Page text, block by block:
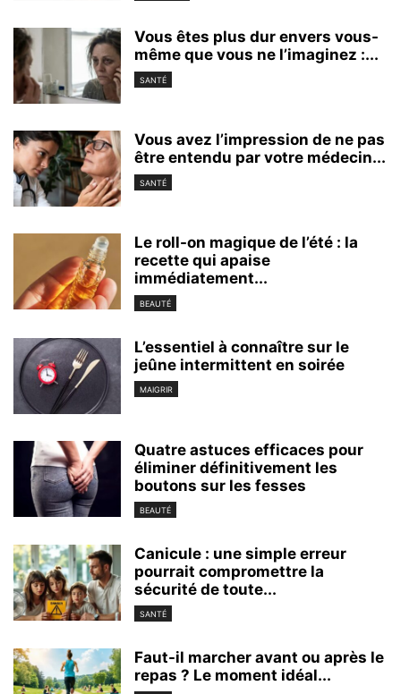
Vous êtes plus dur envers vous-
même que vous ne l’imaginez :...
SANTÉ
Vous avez l’impression de ne pas
être entendu par votre médecin...
SANTÉ
Le roll-on magique de l’été : la
recette qui apaise
immédiatement...
BEAUTÉ
L’essentiel à connaître sur le
jeûne intermittent en soirée
MAIGRIR
Quatre astuces efficaces pour
éliminer définitivement les
boutons sur les fesses
BEAUTÉ
Canicule : une simple erreur
pourrait compromettre la
sécurité de toute...
SANTÉ
Faut-il marcher avant ou après le
repas ? Le moment idéal...